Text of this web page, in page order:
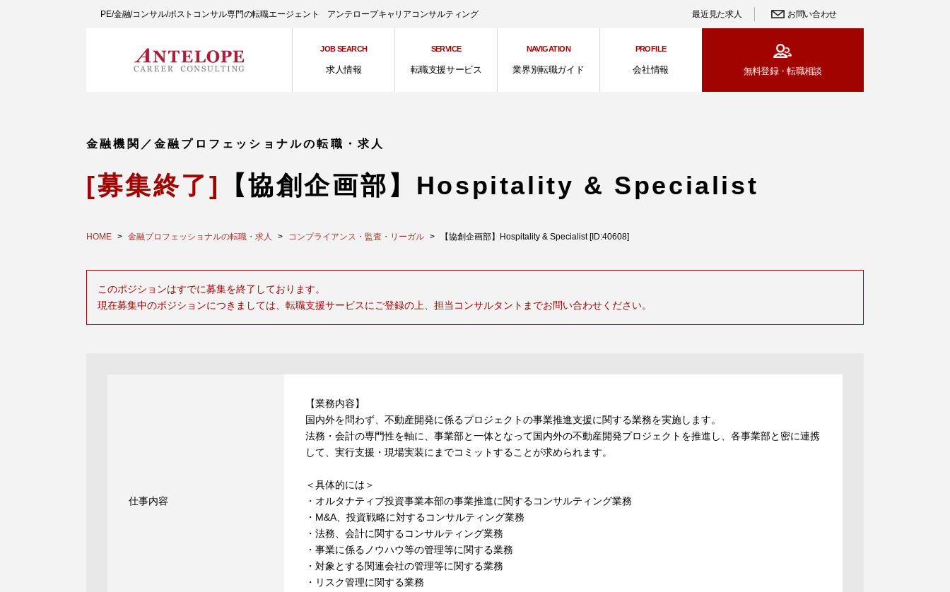
PE/金融/コンサル/ポストコンサル専門の転職エージェント アンテロープキャリアコンサルティング 最近見た求人 お問い合わせ
JOB SEARCH
求人情報
SERVICE
転職支援サービス
NAVIGATION
業界別転職ガイド
PROFILE
会社情報 無料登録・転職相談
金融機関／金融プロフェッショナルの転職・求人
[募集終了] 【協創企画部】Hospitality & Specialist
HOME 金融プロフェッショナルの転職・求人 コンプライアンス・監査・リーガル 【協創企画部】Hospitality & Specialist [ID:40608]
このポジションはすでに募集を終了しております。
現在募集中のポジションにつきましては、転職支援サービスにご登録の上、担当コンサルタントまでお問い合わせください。
仕事内容
【業務内容】
国内外を問わず、不動産開発に係るプロジェクトの事業推進支援に関する業務を実施します。
法務・会計の専門性を軸に、事業部と一体となって国内外の不動産開発プロジェクトを推進し、各事業部と密に連携
して、実行支援・現場実装にまでコミットすることが求められます。
＜具体的には＞
・オルタナティブ投資事業本部の事業推進に関するコンサルティング業務
・M&A、投資戦略に対するコンサルティング業務
・法務、会計に関するコンサルティング業務
・事業に係るノウハウ等の管理等に関する業務
・対象とする関連会社の管理等に関する業務
・リスク管理に関する業務